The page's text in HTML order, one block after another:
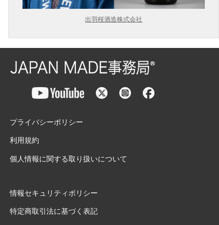
出羽桜酒造株式会社
プライバシーポリシー
利用規約
個人情報に関する取り扱いについて
情報セキュリティポリシー
特定商取引法に基づく表記